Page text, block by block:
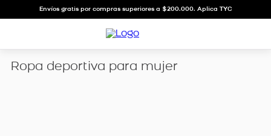
Envíos gratis por compras superiores a $200.000. Aplica TYC
Ropa deportiva para mujer